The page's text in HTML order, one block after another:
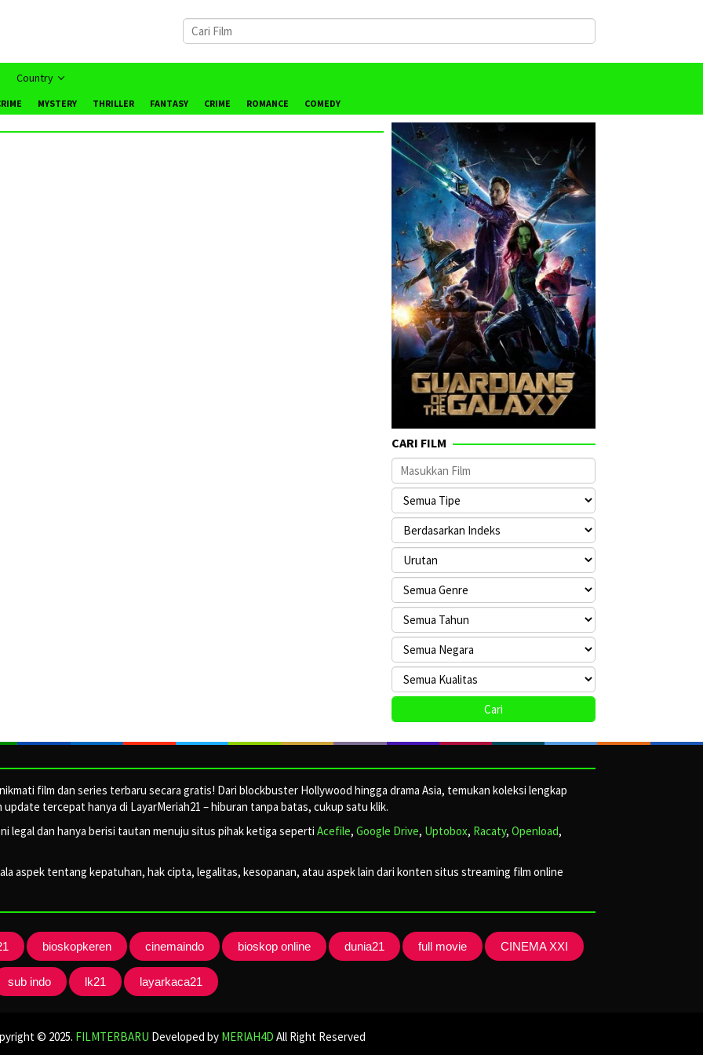
Country
MYSTERY THRILLER FANTASY CRIME ROMANCE COMEDY
CARI FILM
film dan series terbaru secara gratis! Dari blockbuster Hollywood hingga drama Asia, temukan koleksi lengkap
tercepat hanya di LayarMeriah21 – hiburan tanpa batas, cukup satu klik.
legal dan hanya berisi tautan menuju situs pihak ketiga seperti Acefile, Google Drive, Uptobox, Racaty, Openload,
aspek tentang kepatuhan, hak cipta, legalitas, kesopanan, atau aspek lain dari konten situs streaming film online
bioskopkeren cinemaindo bioskop online dunia21 full movie CINEMA XXI
sub indo lk21 layarkaca21
© 2025. FILMTERBARU Developed by MERIAH4D All Right Reserved